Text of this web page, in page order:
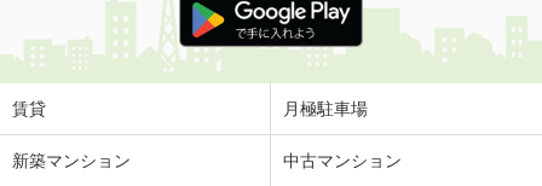
賃貸 月極駐車場
新築マンション 中古マンション